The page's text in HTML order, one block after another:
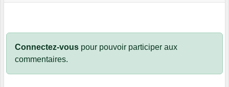
Connectez-vous pour pouvoir participer aux
commentaires.